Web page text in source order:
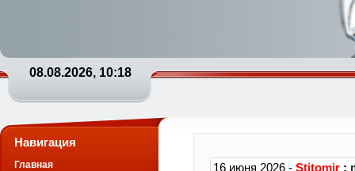
08.08.2026, 10:18
Навигация
Главная